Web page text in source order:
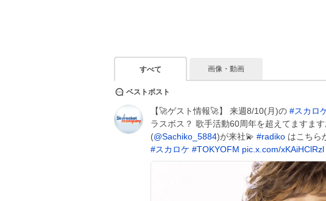
すべて 画像・動画
ベストポスト
【🚀ゲスト情報🚀】 来週8/10(月)の #スカロ
ラスボス？ 歌手活動60周年を超えてますま
(@Sachiko_5884)が来社💫 #radiko はこちら
#スカロケ #TOKYOFM pic.x.com/xKAiHClRzl